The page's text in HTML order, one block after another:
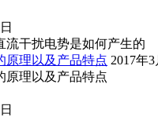
流干扰电势是如何产生的
原理以及产品特点 2017年3
原理以及产品特点